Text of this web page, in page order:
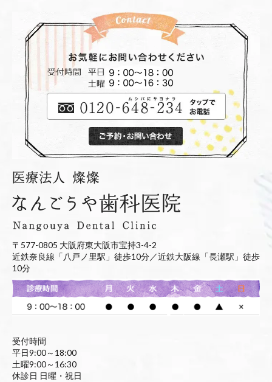
〒577-0805 大阪府東大阪市宝持3-4-2
近鉄奈良線「八戸ノ里駅」徒歩10分／近鉄大阪線「長瀬駅」徒歩
10分
受付時間
平日9:00～18:00
土曜9:00～16:30
休診日 日曜・祝日